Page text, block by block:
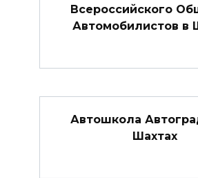
Всероссийского
Автомобилистов в
Автошкола
Шахтах